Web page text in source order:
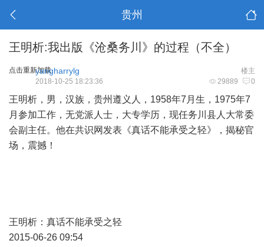
贵州
王明析:我出版《沧桑务川》的过程（不全）
点击重新加载 楼主
yangharrylg
29889 0
2018-10-25 18:23:36
王明析，男，汉族，贵州遵义人，1958年7月生，1975年7
月参加工作，无党派人士，大专学历，现任务川县人大常委
会副主任。他在共识网发表《真话不能承受之轻》，揭秘官
场，震撼！
王明析：真话不能承受之轻
2015-06-26 09:54